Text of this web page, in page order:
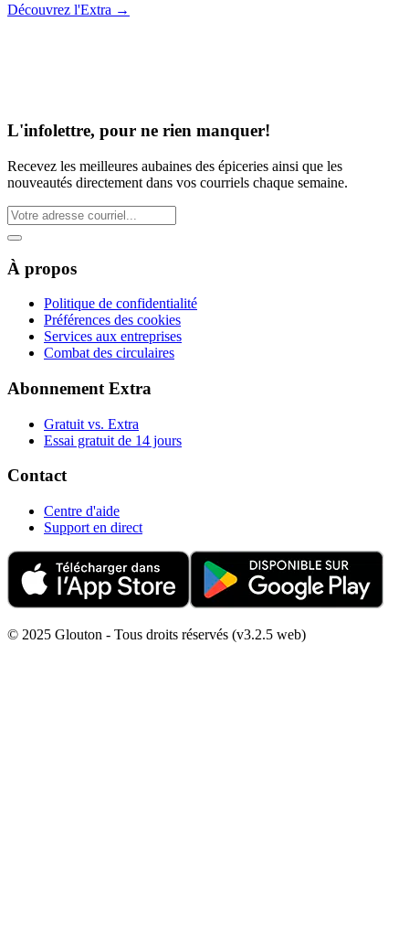
Découvrez l'Extra →
L'infolettre, pour ne rien manquer!
Recevez les meilleures aubaines des épiceries ainsi que les
nouveautés directement dans vos courriels chaque semaine.
À propos
Politique de confidentialité
Préférences des cookies
Services aux entreprises
Combat des circulaires
Abonnement Extra
Gratuit vs. Extra
Essai gratuit de 14 jours
Contact
Centre d'aide
Support en direct
© 2025 Glouton - Tous droits réservés (v3.2.5 web)